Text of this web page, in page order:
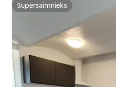
Supersaimnieks
Supersaimnieks